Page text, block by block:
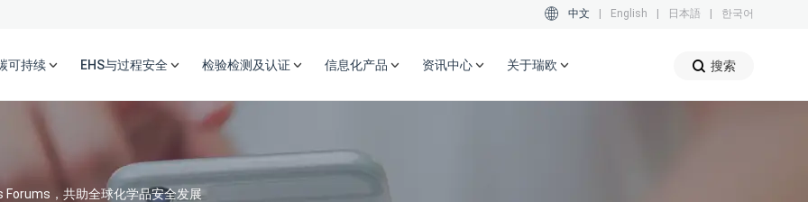
中文 English 日本語 한국어
可持续 EHS与过程安全 检验检测及认证 信息化产品 资讯中心 关于瑞欧 搜索
，共助全球化学品安全发展